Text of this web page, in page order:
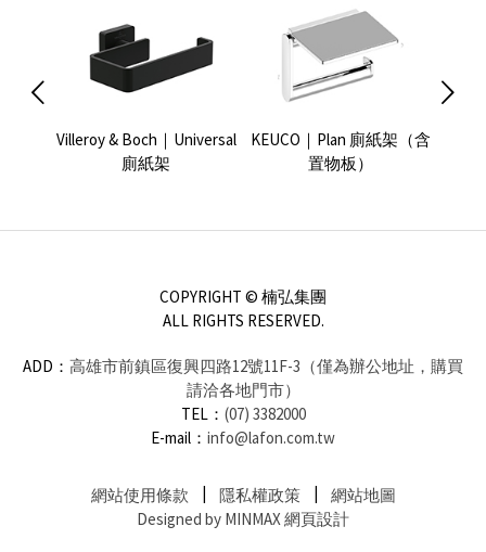
Villeroy & Boch｜Universal
廁紙架
KEUCO｜Plan 廁紙架（含
置物板）
COPYRIGHT © 楠弘集團
ALL RIGHTS RESERVED.
ADD： 高雄市前鎮區復興四路12號11F-3（僅為辦公地址，購買
請洽各地門市）
TEL： (07) 3382000
E-mail： info@lafon.com.tw
網站使用條款 隱私權政策
網站地圖
Designed by MINMAX 網頁設計